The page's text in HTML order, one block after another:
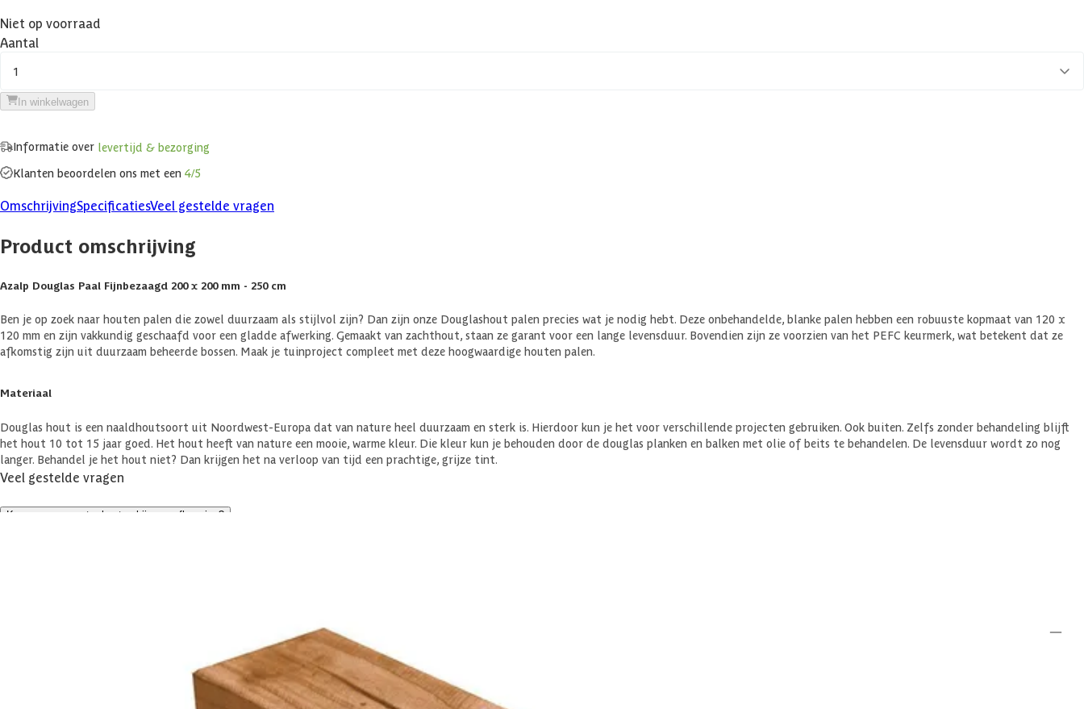
Niet op voorraad
Aantal
1
In winkelwagen
Informatie over levertijd & bezorging
Klanten beoordelen ons met een 4/5
OmschrijvingSpecificatiesVeel gestelde vragen
Product omschrijving
Azalp Douglas Paal Fijnbezaagd 200 x 200 mm - 250 cm
Ben je op zoek naar houten palen die zowel duurzaam als stijlvol zijn? Dan zijn onze Douglashout palen precies wat je nodig hebt. Deze onbehandelde, blanke palen hebben een robuuste kopmaat van 120 x
120 mm en zijn vakkundig geschaafd voor een gladde afwerking. Gemaakt van zachthout, staan ze garant voor een lange levensduur. Bovendien zijn ze voorzien van het PEFC keurmerk, wat betekent dat ze
afkomstig zijn uit duurzaam beheerde bossen. Maak je tuinproject compleet met deze hoogwaardige houten palen.
Materiaal
Douglas hout is een naaldhoutsoort uit Noordwest-Europa dat van nature heel duurzaam en sterk is. Hierdoor kun je het voor verschillende projecten gebruiken. Ook buiten. Zelfs zonder behandeling blijft
het hout 10 tot 15 jaar goed. Het hout heeft van nature een mooie, warme kleur. Die kleur kun je behouden door de douglas planken en balken met olie of beits te behandelen. De levensduur wordt zo nog
langer. Behandel je het hout niet? Dan krijgen het na verloop van tijd een prachtige, grijze tint.
Veel gestelde vragen
Komen er nog extra kosten bij voor aflevering?